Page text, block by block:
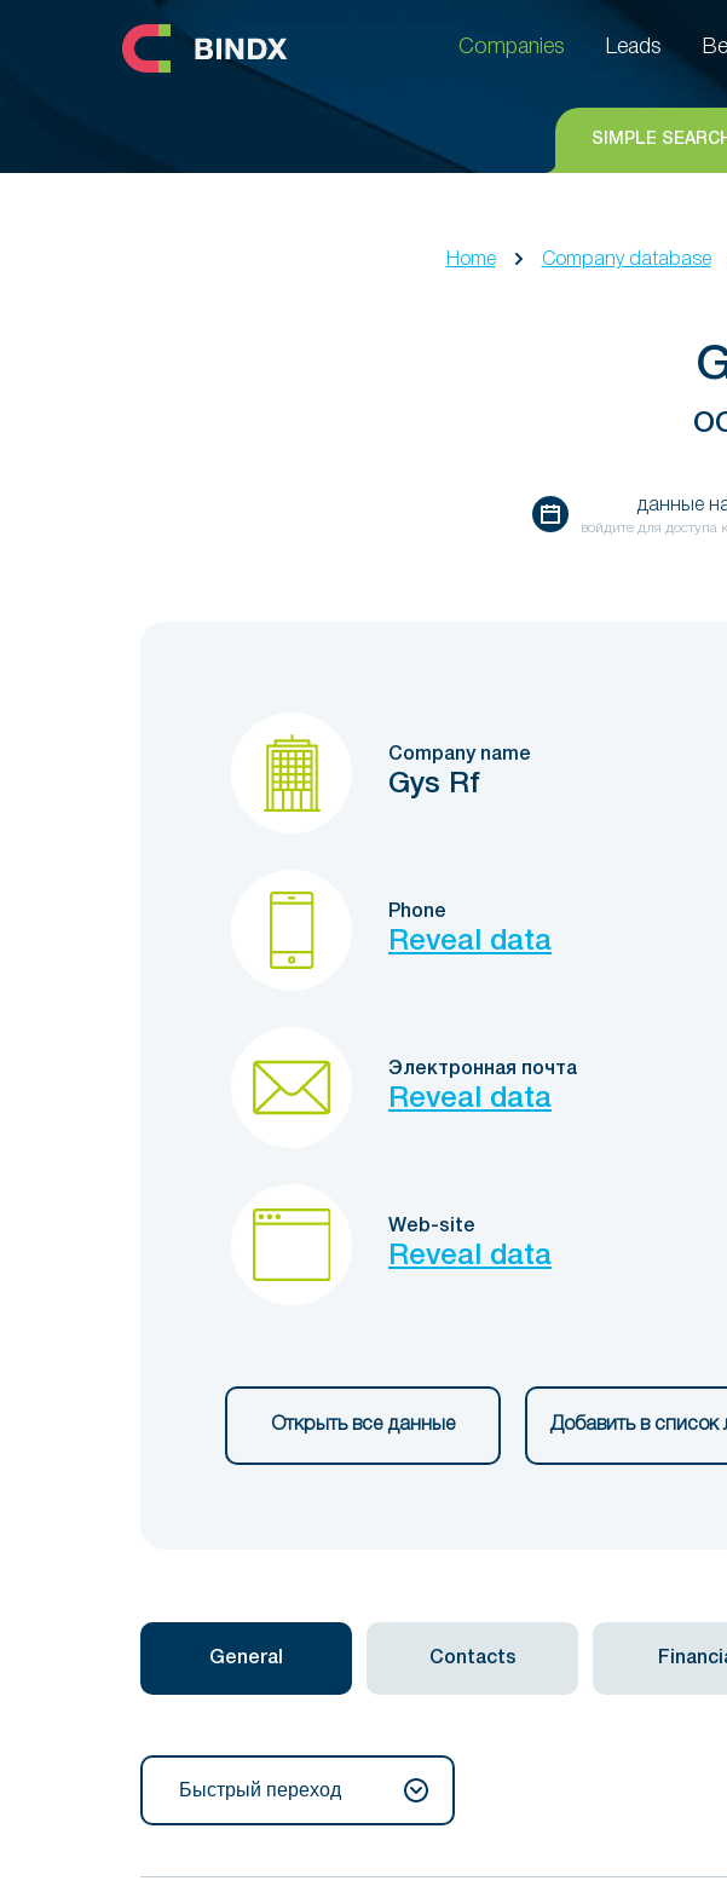
Companies
Leads
SIMPLE
Home Company database
данные
войдите для
Company name
Gys Rf
Phone
Reveal data
Электронная почта
Reveal data
Web-site
Reveal data
Открыть все данные Добавить в список
General Contacts
Быстрый переход